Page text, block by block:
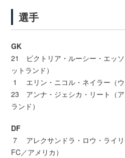
選手
GK
21 ビクトリア・ルーシー・エッ
ットランド）
1 エリン・ニコル・ネイラー（ウ
23 アンナ・ジェシカ・リート（
ランド）
DF
7 アレクサンドラ・ロウ・ライリ
FC／アメリカ）